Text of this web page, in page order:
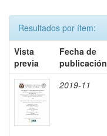
Resultados por ítem:
Vista
previa
Fecha de
publicación
2019-11